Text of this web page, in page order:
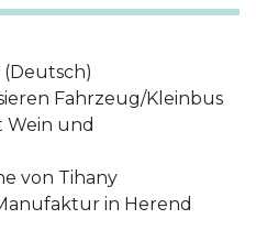
(Deutsch)
Fahrzeug/Kleinbus
Wein und
von Tihany
in Herend